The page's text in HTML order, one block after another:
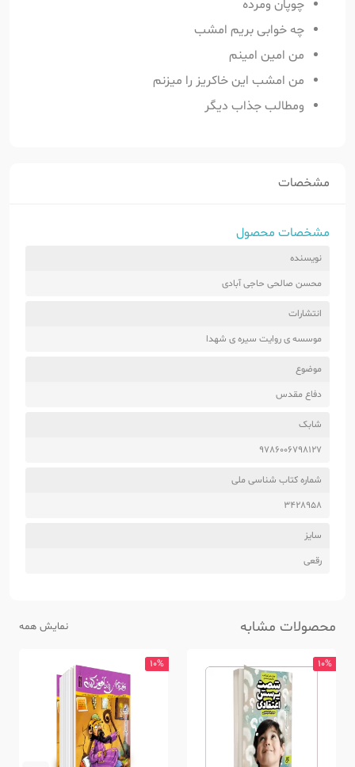
چوپان ومرده
چه خوابی بریم امشب
من امین امینم
من امشب این خاکریز را میزنم
ومطالب جذاب دیگر
مشخصات
مشخصات محصول
نویسنده
محسن صالحی حاجی آبادی
انتشارات
موسسه ی روایت سیره ی شهدا
موضوع
دفاع مقدس
شابک
9786006798127
شماره کتاب شناسی ملی
3428958
سایز
رقعی
محصولات مشابه نمایش همه
10%
10%